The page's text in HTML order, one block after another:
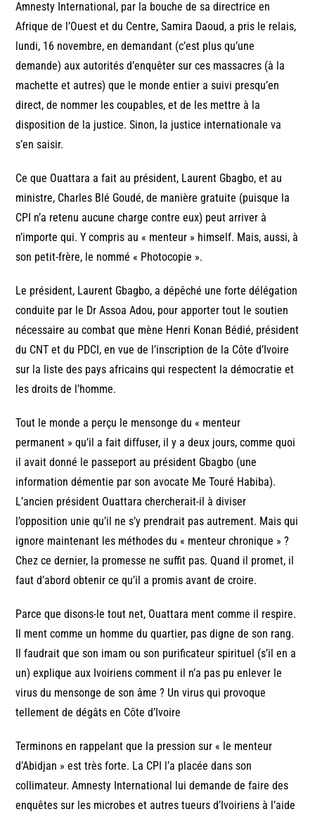
Amnesty International, par la bouche de sa directrice en
Afrique de l’Ouest et du Centre, Samira Daoud, a pris le relais,
lundi, 16 novembre, en demandant (c’est plus qu’une
demande) aux autorités d’enquêter sur ces massacres (à la
machette et autres) que le monde entier a suivi presqu’en
direct, de nommer les coupables, et de les mettre à la
disposition de la justice. Sinon, la justice internationale va
s’en saisir.
Ce que Ouattara a fait au président, Laurent Gbagbo, et au
ministre, Charles Blé Goudé, de manière gratuite (puisque la
CPI n’a retenu aucune charge contre eux) peut arriver à
n’importe qui. Y compris au « menteur » himself. Mais, aussi, à
son petit-frère, le nommé « Photocopie ».
Le président, Laurent Gbagbo, a dépêché une forte délégation
conduite par le Dr Assoa Adou, pour apporter tout le soutien
nécessaire au combat que mène Henri Konan Bédié, président
du CNT et du PDCI, en vue de l’inscription de la Côte d’Ivoire
sur la liste des pays africains qui respectent la démocratie et
les droits de l’homme.
Tout le monde a perçu le mensonge du « menteur
permanent » qu’il a fait diffuser, il y a deux jours, comme quoi
il avait donné le passeport au président Gbagbo (une
information démentie par son avocate Me Touré Habiba).
L’ancien président Ouattara chercherait-il à diviser
l’opposition unie qu’il ne s’y prendrait pas autrement. Mais qui
ignore maintenant les méthodes du « menteur chronique » ?
Chez ce dernier, la promesse ne suffit pas. Quand il promet, il
faut d’abord obtenir ce qu’il a promis avant de croire.
Parce que disons-le tout net, Ouattara ment comme il respire.
Il ment comme un homme du quartier, pas digne de son rang.
Il faudrait que son imam ou son purificateur spirituel (s’il en a
un) explique aux Ivoiriens comment il n’a pas pu enlever le
virus du mensonge de son âme ? Un virus qui provoque
tellement de dégâts en Côte d’Ivoire
Terminons en rappelant que la pression sur « le menteur
d’Abidjan » est très forte. La CPI l’a placée dans son
collimateur. Amnesty International lui demande de faire des
enquêtes sur les microbes et autres tueurs d’Ivoiriens à l’aide